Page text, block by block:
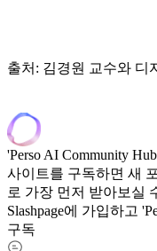
출처: 김경원 교수와 디
'Perso AI Community
사이트를 구독하면 새
로 가장 먼저 받아보실
Slashpage에 가입하고
구독